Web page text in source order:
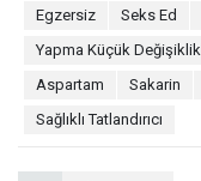
Egzersiz
Seks Ed
Yapma Küçük
Aspartam
Sakarin
Sağlıklı Tatlandırıcı